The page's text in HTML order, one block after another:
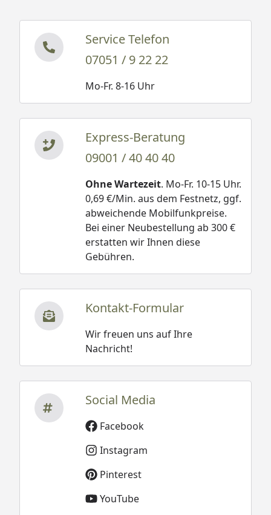
Service Telefon
07051 / 9 22 22
Mo-Fr. 8-16 Uhr
Express-Beratung
09001 / 40 40 40
Ohne Wartezeit. Mo-Fr. 10-15 Uhr.
0,69 €/Min. aus dem Festnetz, ggf.
abweichende Mobilfunkpreise.
Bei einer Neubestellung ab 300 €
erstatten wir Ihnen diese
Gebühren.
Kontakt-Formular
Wir freuen uns auf Ihre
Nachricht!
Social Media
Facebook
Instagram
Pinterest
YouTube